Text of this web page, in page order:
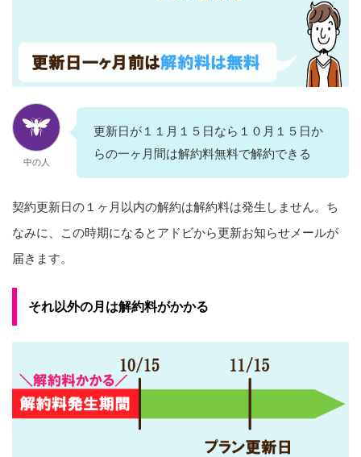
中の人
更新日が１１月１５日なら１０月１５日か
らの一ヶ月間は解約料無料で解約できる
契約更新日の１ヶ月以内の解約は解約料は発生しません。ち
なみに、この時期になるとアドビから更新お知らせメールが
届きます。
それ以外の月は解約料がかかる